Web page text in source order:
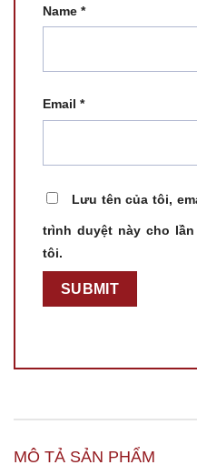
Name *
Email *
Lưu tên của tôi,
trình duyệt này cho
tôi.
MÔ TẢ SẢN PHẨM